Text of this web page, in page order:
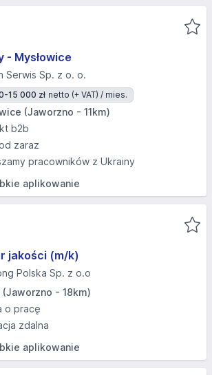
- Mysłowice
Serwis Sp. z o. o.
15 000 zł netto (+ VAT) / mies.
(Jaworzno - 11km)
b2b
zaraz
pracowników z Ukrainy
aplikowanie
jakości (m/k)
Polska Sp. z o.o
(Jaworzno - 18km)
o pracę
zdalna
aplikowanie